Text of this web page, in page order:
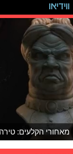
ווידיאו
מאחורי הקלעים: